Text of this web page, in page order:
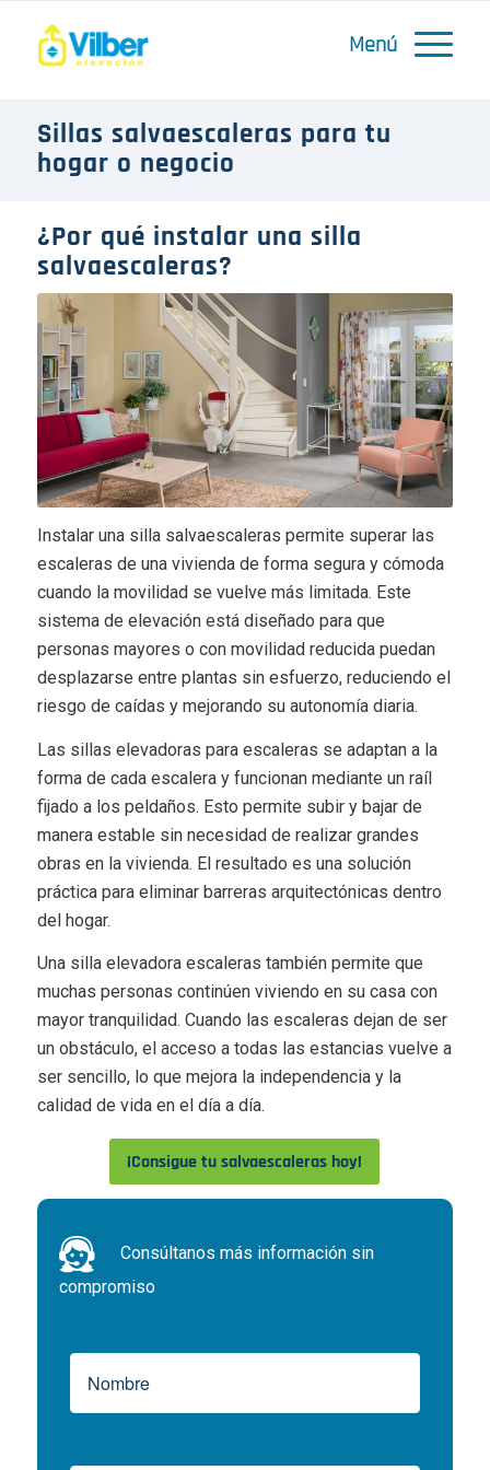
Sillas salvaescaleras para tu
hogar o negocio
¿Por qué instalar una silla
salvaescaleras?
Instalar una silla salvaescaleras permite superar las
escaleras de una vivienda de forma segura y cómoda
cuando la movilidad se vuelve más limitada. Este
sistema de elevación está diseñado para que
personas mayores o con movilidad reducida puedan
desplazarse entre plantas sin esfuerzo, reduciendo el
riesgo de caídas y mejorando su autonomía diaria.
Las sillas elevadoras para escaleras se adaptan a la
forma de cada escalera y funcionan mediante un raíl
fijado a los peldaños. Esto permite subir y bajar de
manera estable sin necesidad de realizar grandes
obras en la vivienda. El resultado es una solución
práctica para eliminar barreras arquitectónicas dentro
del hogar.
Una silla elevadora escaleras también permite que
muchas personas continúen viviendo en su casa con
mayor tranquilidad. Cuando las escaleras dejan de ser
un obstáculo, el acceso a todas las estancias vuelve a
ser sencillo, lo que mejora la independencia y la
calidad de vida en el día a día.
¡Consigue tu salvaescaleras hoy!
Consúltanos más información sin
compromiso